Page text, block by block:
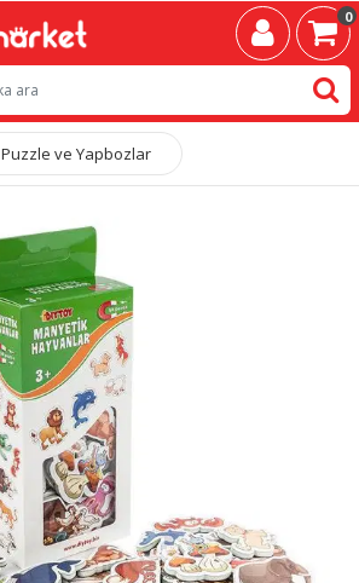
0
Puzzle ve Yapbozlar